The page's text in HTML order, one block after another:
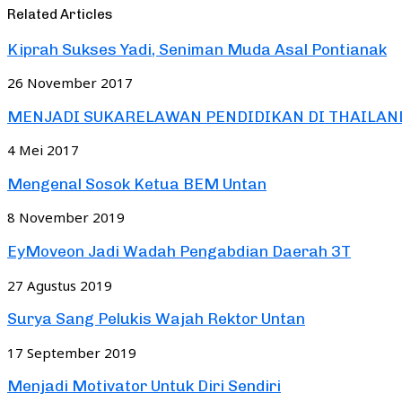
Related Articles
Kiprah Sukses Yadi, Seniman Muda Asal Pontianak
26 November 2017
MENJADI SUKARELAWAN PENDIDIKAN DI
4 Mei 2017
Mengenal Sosok Ketua BEM Untan
8 November 2019
EyMoveon Jadi Wadah Pengabdian Daerah 3T
27 Agustus 2019
Surya Sang Pelukis Wajah Rektor Untan
17 September 2019
Menjadi Motivator Untuk Diri Sendiri